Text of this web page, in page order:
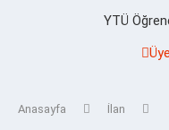
YTÜ
Anasayfa İlan